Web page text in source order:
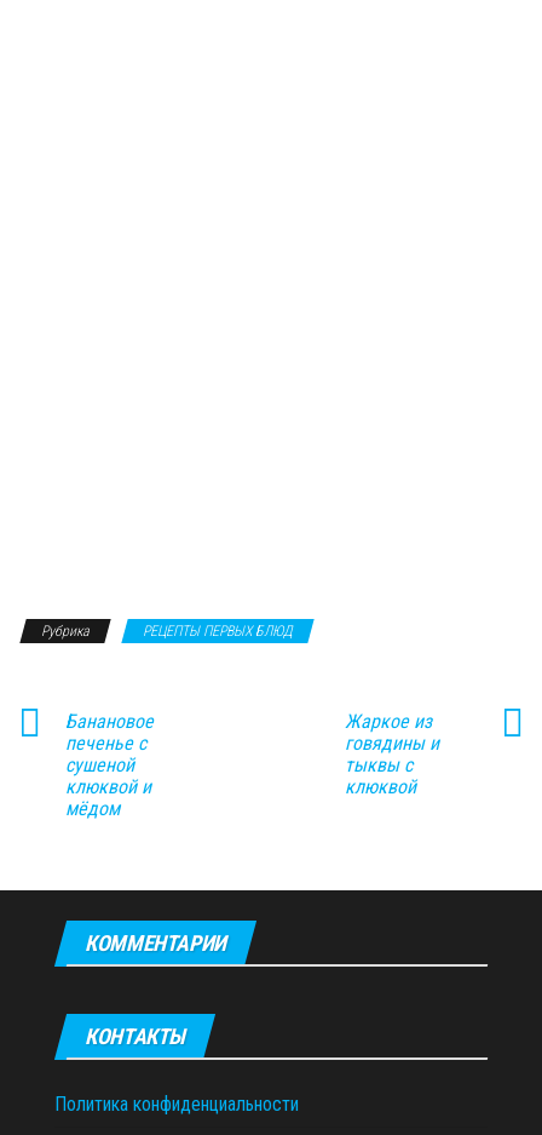
Рубрика РЕЦЕПТЫ ПЕРВЫХ БЛЮД
Банановое
печенье с
сушеной
клюквой и
мёдом
Жаркое из
говядины и
тыквы с
клюквой
КОММЕНТАРИИ
КОНТАКТЫ
Политика конфиденциальности